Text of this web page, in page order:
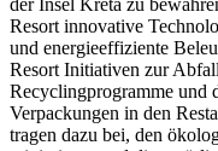
der Insel Kreta zu
Resort innovative
und energieeffiziente
Resort Initiativen zur
Recyclingprogramme und
Verpackungen in den
tragen dazu bei, den